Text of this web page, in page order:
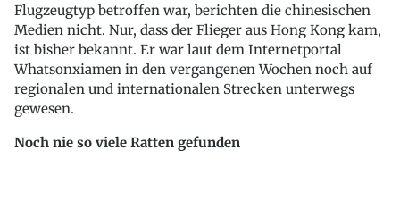
Flugzeugtyp betroffen war, berichten die chinesischen
Medien nicht. Nur, dass der Flieger aus Hong Kong kam,
ist bisher bekannt. Er war laut dem Internetportal
Whatsonxiamen in den vergangenen Wochen noch auf
regionalen und internationalen Strecken unterwegs
gewesen.
Noch nie so viele Ratten gefunden